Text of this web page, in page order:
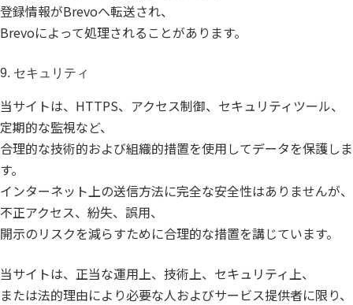
登録情報がBrevoへ転送され、
Brevoによって処理されることがあります。
9. セキュリティ
当サイトは、HTTPS、アクセス制御、セキュリティツール、
定期的な監視など、
合理的な技術的および組織的措置を使用してデータを保護しま
す。
インターネット上の送信方法に完全な安全性はありませんが、
不正アクセス、紛失、誤用、
開示のリスクを減らすために合理的な措置を講じています。
当サイトは、正当な運用上、技術上、セキュリティ上、
または法的理由により必要な人およびサービス提供者に限り、